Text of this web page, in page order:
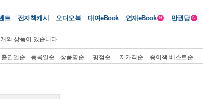
트 전자책캐시 오디오북 대여eBook 연재eBook N 만권당 N
개의 상품이 있습니다.
출간일순 등록일순 상품명순 평점순 저가격순 종이책 베스트순